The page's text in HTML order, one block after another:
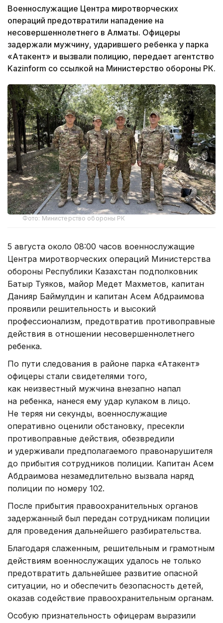
Военнослужащие Центра миротворческих
операций предотвратили нападение на
несовершеннолетнего в Алматы. Офицеры
задержали мужчину, ударившего ребенка у парка
«Атакент» и вызвали полицию, передает агентство
Kazinform со ссылкой на Министерство обороны РК.
Фото: Министерство обороны РК
5 августа около 08:00 часов военнослужащие
Центра миротворческих операций Министерства
обороны Республики Казахстан подполковник
Батыр Туяков, майор Медет Махметов, капитан
Данияр Баймулдин и капитан Асем Абдраимова
проявили решительность и высокий
профессионализм, предотвратив противоправные
действия в отношении несовершеннолетнего
ребенка.
По пути следования в районе парка «Атакент»
офицеры стали свидетелями того,
как неизвестный мужчина внезапно напал
на ребенка, нанеся ему удар кулаком в лицо.
Не теряя ни секунды, военнослужащие
оперативно оценили обстановку, пресекли
противоправные действия, обезвредили
и удерживали предполагаемого правонарушителя
до прибытия сотрудников полиции. Капитан Асем
Абдраимова незамедлительно вызвала наряд
полиции по номеру 102.
После прибытия правоохранительных органов
задержанный был передан сотрудникам полиции
для проведения дальнейшего разбирательства.
Благодаря слаженным, решительным и грамотным
действиям военнослужащих удалось не только
предотвратить дальнейшее развитие опасной
ситуации, но и обеспечить безопасность детей,
оказав содействие правоохранительным органам.
Особую признательность офицерам выразили